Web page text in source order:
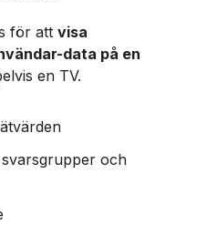
för att visa
data på en
en TV.
och